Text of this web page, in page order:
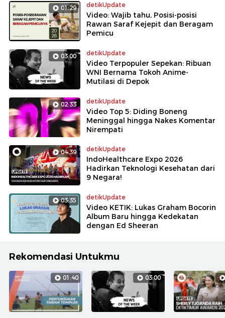
01:29 detikUpdate
Video: Wajib tahu, Posisi-posisi
Rawan Saraf Kejepit dan Beragam
Pemicu
03:00 detikUpdate
Video Terpopuler Sepekan: Ribuan
WNI Bernama Tokoh Anime-
Mutilasi di Depok
02:33 detikUpdate
Video Top 5: Diding Boneng
Meninggal hingga Nakes Komentar
Nirempati
04:39 detikUpdate
IndoHealthcare Expo 2026
Hadirkan Teknologi Kesehatan dari
9 Negara!
03:35 detikUpdate
Video KETIK: Lukas Graham Bocorin
Album Baru hingga Kedekatan
dengan Ed Sheeran
Rekomendasi Untukmu
01:40 03:00